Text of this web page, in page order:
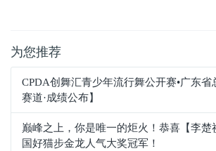
为您推荐
CPDA创舞汇青少年流行舞公开赛•广东省
赛道·成绩公布】
巅峰之上，你是唯一的炬火！恭喜【李楚
国好猫步金龙人气大奖冠军！